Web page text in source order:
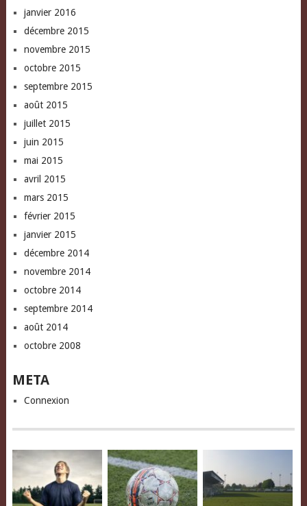
janvier 2016
décembre 2015
novembre 2015
octobre 2015
septembre 2015
août 2015
juillet 2015
juin 2015
mai 2015
avril 2015
mars 2015
février 2015
janvier 2015
décembre 2014
novembre 2014
octobre 2014
septembre 2014
août 2014
octobre 2008
META
Connexion